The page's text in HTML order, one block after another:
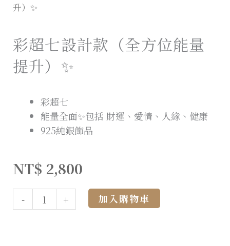
升）✨
彩超七設計款（全方位能量
提升）✨
彩超七
能量全面✨包括 財運、愛情、人緣、健康
925純銀飾品
NT$ 2,800
- + 加入購物車